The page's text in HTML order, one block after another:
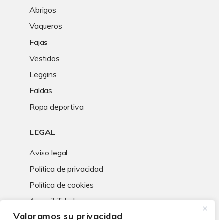
Valoramos su privacidad
Abrigos
Vaqueros
Fajas
Vestidos
Leggins
Faldas
Ropa deportiva
LEGAL
Aviso legal
Política de privacidad
Política de cookies
Accesibilidad
Términos y condiciones